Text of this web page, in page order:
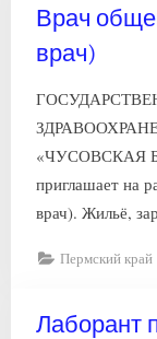
Врач
врач)
«ЧУСОВСКАЯ
приглашает на
врач). Жильё,
Пермский край
Лаборант